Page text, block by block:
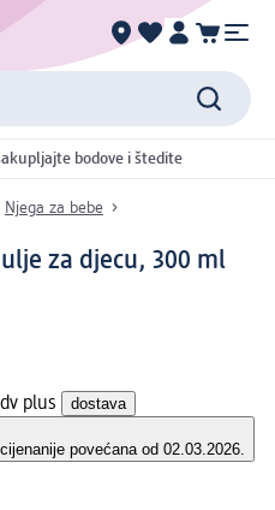
bodove i štedite
Njega za bebe
za djecu, 300 ml
plus dostava
nije povećana od 02.03.2026.